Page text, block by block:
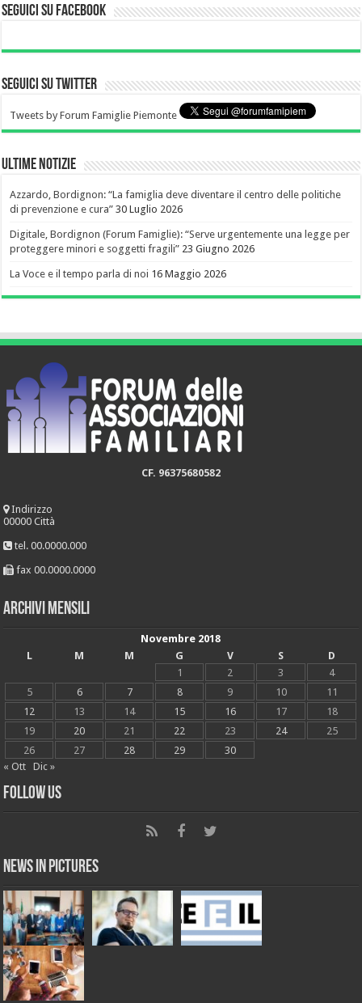
Seguici su Facebook
Seguici su Twitter
Tweets by Forum Famiglie Piemonte
Ultime notizie
Azzardo, Bordignon: “La famiglia deve diventare il centro delle politiche
di prevenzione e cura” 30 Luglio 2026
Digitale, Bordignon (Forum Famiglie): “Serve urgentemente una legge per
proteggere minori e soggetti fragili” 23 Giugno 2026
La Voce e il tempo parla di noi 16 Maggio 2026
CF. 96375680582
Indirizzo
00000 Città
tel. 00.0000.000
fax 00.0000.0000
Archivi mensili
Novembre 2018
L
M M G V S
D
1
2 3
4
5
6 7 8 9 10
11
12
13 14 15 16 17
18
19
20 21 22 23 24
25
26
27 28 29
30
« Ott
Dic »
Follow Us
News in Pictures